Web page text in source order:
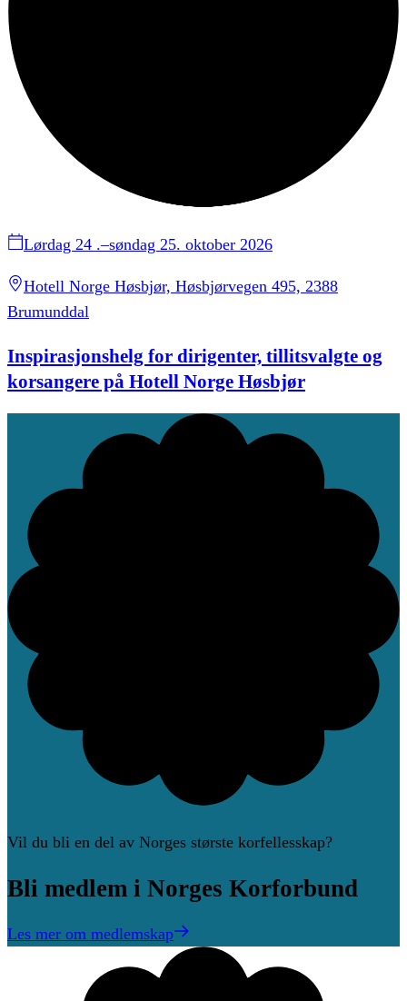
Lørdag 24 .–søndag 25. oktober 2026
Hotell Norge Høsbjør, Høsbjørvegen 495, 2388
Brumunddal
Inspirasjonshelg for dirigenter, tillitsvalgte og
korsangere på Hotell Norge Høsbjør
Vil du bli en del av Norges største korfellesskap?
Bli medlem i Norges Korforbund
Les mer om medlemskap